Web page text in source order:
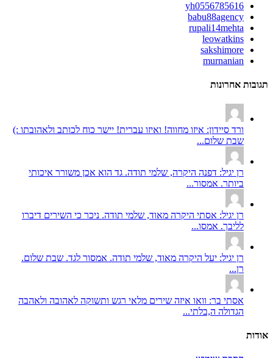
yh0556785616
babu88agency
rupali14mehta
leowatkins
sakshimore
murnanian
תגובות אחרונות
ורד סיידון: איזו מחווה! ואיזו עברית! יישר כוח לכותב ולאהובתו :)
שבת שלום...
רן יגיל: דפנה היקרה, שלמי תודה. גד הוא אכן משורר איכותי
ביותר. אמסור...
רן יגיל: אסתי היקרה מאוד, שלמי תודה. ניכר כי השירים דיברו
לליבך. אמסו...
רן יגיל: יעל היקרה מאוד, שלמי תודה. אמסור לגד. שבת שלום.
רן...
אסתי בר: וואו איזה שירים מלאי רגש ותשוקה לאהובה ולאהבה
הגדולה ה,בלתי...
אודות